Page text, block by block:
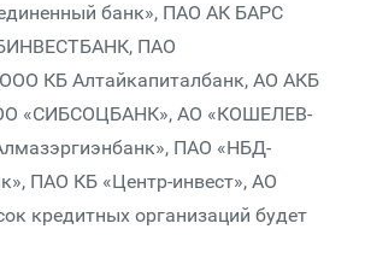
банк», ПАО АК БАРС
ПАО
КБ Алтайкапиталбанк, АО АКБ
«СИБСОЦБАНК», АО «КОШЕЛЕВ-
ПАО «НБД-
ПАО КБ «Центр-инвест», АО
кредитных организаций будет